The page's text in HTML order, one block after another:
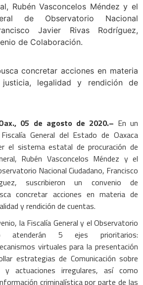
Rubén Vasconcelos Méndez y el
de Observatorio Nacional
Javier Rivas Rodríguez,
de Colaboración.
concretar acciones en materia
legalidad y rendición de
05 de agosto de 2020.– En un
General del Estado de Oaxaca
el sistema estatal de procuración de
Rubén Vasconcelos Méndez y el
Nacional Ciudadano, Francisco
suscribieron un convenio de
concretar acciones en materia de
y rendición de cuentas.
la Fiscalía General y el Observatorio
atenderán 5 ejes prioritarios:
virtuales para la presentación
estrategias de Comunicación sobre
actuaciones irregulares, así como
criminalística por parte de las